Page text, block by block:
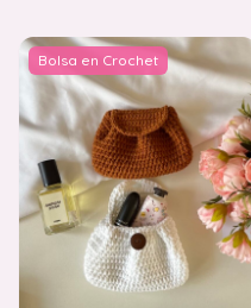
Bolsa en Crochet